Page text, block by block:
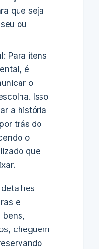
que seja
ou
Para itens
é
o
Isso
a história
trás do
o
que
e
bens,
cheguem